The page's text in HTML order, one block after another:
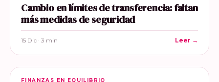
Cambio en límites de transferencia: faltan
más medidas de seguridad
15 Dic · 3 min Leer →
FINANZAS EN EQUILIBRIO